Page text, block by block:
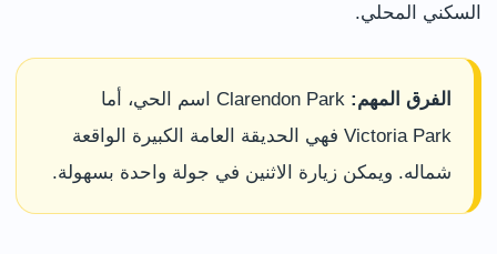
السكني المحلي.
الفرق المهم:
Clarendon Park اسم الحي، أما
Victoria Park فهي الحديقة العامة الكبيرة الواقعة
شماله. ويمكن زيارة الاثنين في جولة واحدة بسهولة.